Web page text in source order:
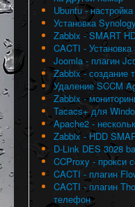
Ubuntu -
Установка
Zabbix - SMART
CACTI - Установка
Joomla - плагин
Zabbix - создание
Удаление SCCM
Zabbix -
Tacacs+ для
Apache2 -
Zabbix - HDD
D-Link DES 3028
CCProxy - прокси
CACTI - плагин
CACTI - плагин
телефон